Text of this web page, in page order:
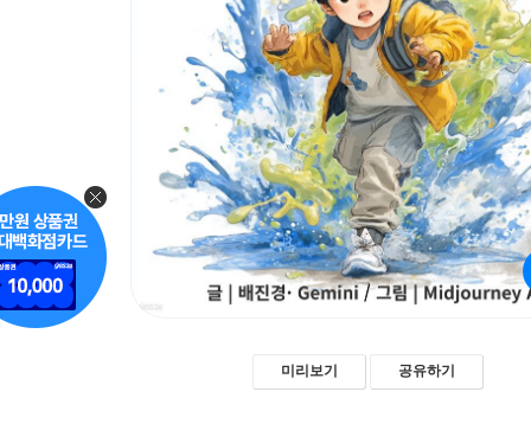
미리보기 공유하기